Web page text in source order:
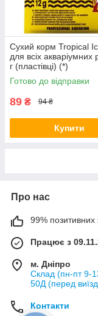
Сухий корм Tropical
для всіх акваріумних
г (пластівці) (*)
Готово до відправки
89 ₴ 94 ₴
Купити
Про нас
99% позитивних
Працює з
м. Дніпро
Склад (пн-пт 9-
50Д (перед
Контакти